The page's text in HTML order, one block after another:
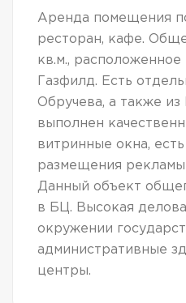
Аренда помещения
ресторан, кафе.
кв.м.,
Газфилд. Есть
Обручева, а также
выполнен
витринные окна,
размещения рекламы
Данный объект
в БЦ. Высокая
окружении
административные
центры.